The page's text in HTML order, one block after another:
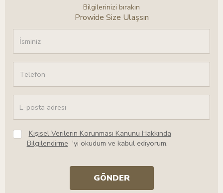
Bilgilerinizi bırakın
Prowide Size Ulaşsın
Kişisel Verilerin Korunması Kanunu Hakkında
Bilgilendirme 'yi okudum ve kabul ediyorum.
GÖNDER